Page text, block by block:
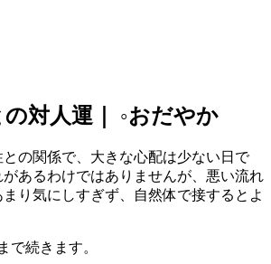
の対人運｜ ◦おだやか
の関係で、大きな心配は少ない日で
あるわけではありませんが、悪い流れ
り気にしすぎず、自然体で接するとよ
で続きます。